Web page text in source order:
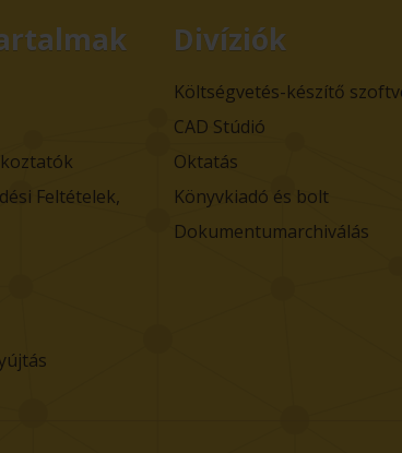
Feltételek,
Divíziók
Költségvetés-készítő
CAD Stúdió
Oktatás
Könyvkiadó és bolt
Dokumentumarchiválás